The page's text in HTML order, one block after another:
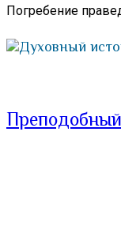
Погребение
Духовный